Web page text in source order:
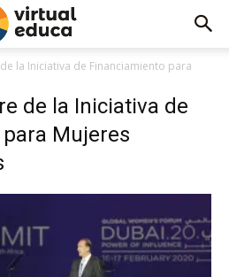
la Iniciativa de Financiamiento para
de la Iniciativa de
Mujeres